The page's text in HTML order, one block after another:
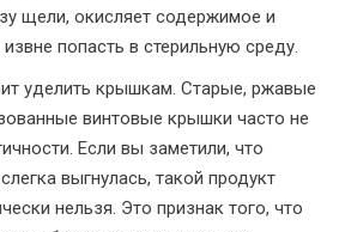
щели, окисляет содержимое и
попасть в стерильную среду.
уделить крышкам. Старые, ржавые
винтовые крышки часто не
Если вы заметили, что
выгнулась, такой продукт
нельзя. Это признак того, что